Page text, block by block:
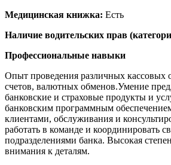
Медицинская книжка: Есть
Наличие водительских прав
Профессиональные навыки
Опыт проведения различных кассовых
счетов, валютных обменов.Умение
банковские и страховые продукты и
банковским программным
клиентами, обслуживания и
работать в команде и координировать
подразделениями банка. Высокая
внимания к деталям.